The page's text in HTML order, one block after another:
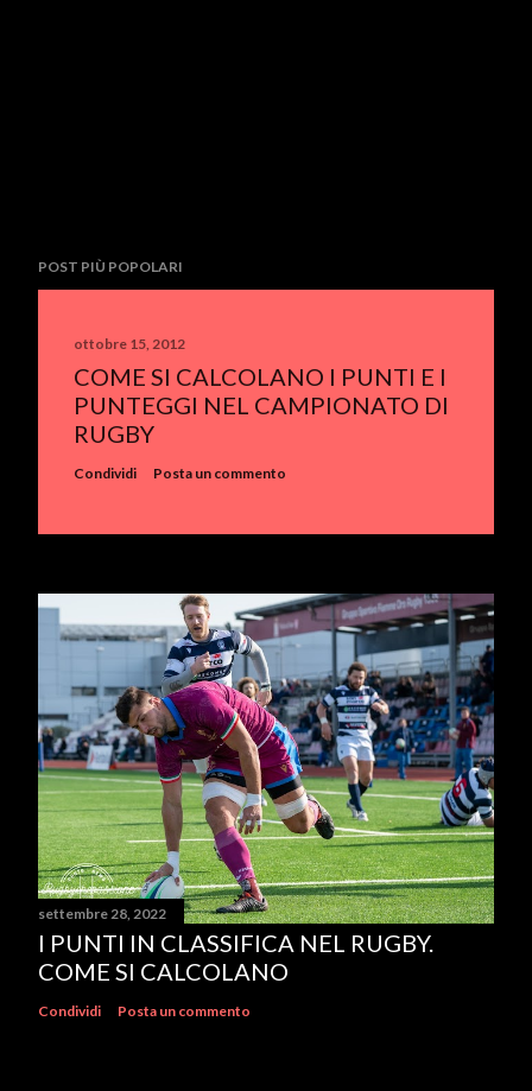
POST PIÙ POPOLARI
ottobre 15, 2012
COME SI CALCOLANO I PUNTI E I
PUNTEGGI NEL CAMPIONATO DI
RUGBY
Condividi Posta un commento
settembre 28, 2022
I PUNTI IN CLASSIFICA NEL RUGBY.
COME SI CALCOLANO
Condividi Posta un commento